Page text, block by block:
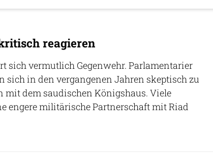
reagieren
sich vermutlich Gegenwehr. Parlamentarier
sich in den vergangenen Jahren skeptisch zu
mit dem saudischen Königshaus. Viele
engere militärische Partnerschaft mit Riad